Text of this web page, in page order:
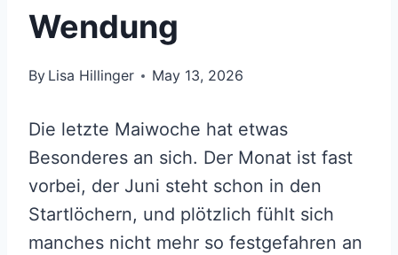
Wendung
By Lisa Hillinger May 13, 2026
Die letzte Maiwoche hat etwas
Besonderes an sich. Der Monat ist fast
vorbei, der Juni steht schon in den
Startlöchern, und plötzlich fühlt sich
manches nicht mehr so festgefahren an